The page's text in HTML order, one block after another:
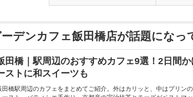
デンカフェ飯田橋店が話題になっ
田橋｜駅周辺のおすすめカフェ9選！2日間
ストに和スイーツも
田橋駅周辺のカフェをまとめてご紹介。外はカリッと、中はプリン